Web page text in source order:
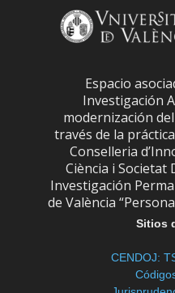
Espacio
Investigación
modernización
través de la
Conselleria
Ciència i Societat
Investigación
de València
Sitios
CENDOJ: